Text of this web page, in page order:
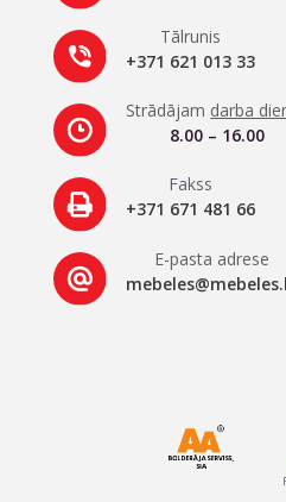
Tālrunis
+371 621 013 33
Strādājam darba
8.00 – 16.00
Fakss
+371 671 481 66
E-pasta adrese